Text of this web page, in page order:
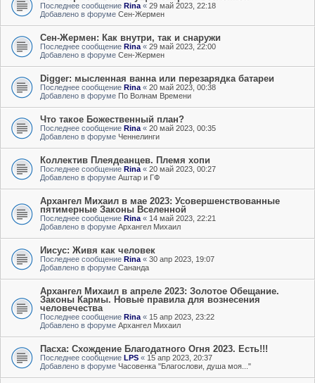
Последнее сообщение Rina « 29 май 2023, 22:18
Добавлено в форуме Сен-Жермен
Сен-Жермен: Как внутри, так и снаружи
Последнее сообщение Rina « 29 май 2023, 22:00
Добавлено в форуме Сен-Жермен
Digger: мысленная ванна или перезарядка батареи
Последнее сообщение Rina « 20 май 2023, 00:38
Добавлено в форуме По Волнам Времени
Что такое Божественный план?
Последнее сообщение Rina « 20 май 2023, 00:35
Добавлено в форуме Ченнелинги
Коллектив Плеядеанцев. Племя хопи
Последнее сообщение Rina « 20 май 2023, 00:27
Добавлено в форуме Аштар и ГФ
Архангел Михаил в мае 2023: Усовершенствованные
пятимерные Законы Вселенной
Последнее сообщение Rina « 14 май 2023, 22:21
Добавлено в форуме Архангел Михаил
Иисус: Живя как человек
Последнее сообщение Rina « 30 апр 2023, 19:07
Добавлено в форуме Сананда
Архангел Михаил в апреле 2023: Золотое Обещание.
Законы Кармы. Новые правила для вознесения
человечества
Последнее сообщение Rina « 15 апр 2023, 23:22
Добавлено в форуме Архангел Михаил
Пасха: Схождение Благодатного Огня 2023. Есть!!!
Последнее сообщение LPS « 15 апр 2023, 20:37
Добавлено в форуме Часовенка "Благослови, душа моя..."